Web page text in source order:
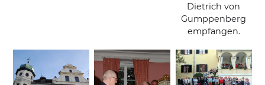
Dietrich von
Gumppenberg
empfangen.